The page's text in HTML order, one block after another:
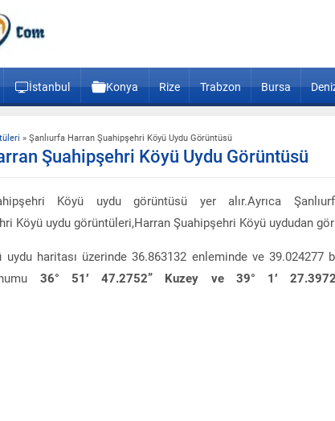
İstanbul Konya Rize Trabzon Bursa
» Şanlıurfa Harran Şuahipşehri Köyü Uydu Görüntüsü
Şuahipşehri Köyü Uydu Görüntüsü
Köyü uydu görüntüsü yer alır.Ayrıca
Köyü uydu görüntüleri,Harran Şuahipşehri Köyü uydudan
uydu haritası üzerinde 36.863132 enleminde ve 39.024277
36° 51′ 47.2752” Kuzey ve 39° 1′